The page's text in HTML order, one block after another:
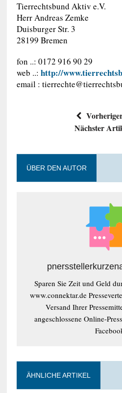
Tierrechtsbund Aktiv e.V.
Herr Andreas Zemke
Duisburger Str. 3
28199 Bremen
fon ..: 0172 916 90 29
web ..: http://
email :
Nächster
ÜBER DEN AUTOR
Sparen Sie Zeit und Geld
www.connektar.de
Versand Ihrer
angeschlossene Online-
ÄHNLICHE ARTIKEL